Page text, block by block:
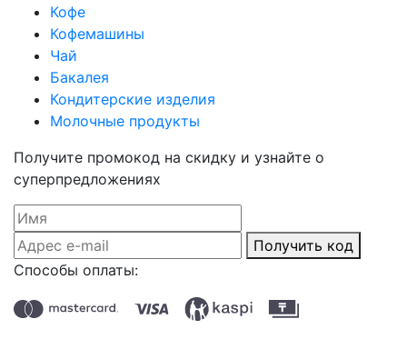
Кофе
Кофемашины
Чай
Бакалея
Кондитерские изделия
Молочные продукты
Получите промокод на скидку и узнайте о
суперпредложениях
Получить код
Способы оплаты: